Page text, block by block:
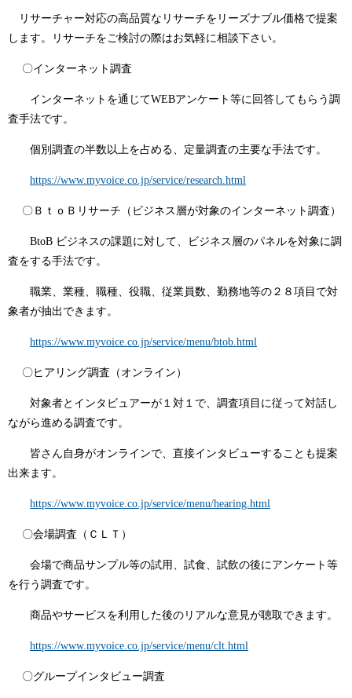
リサーチャー対応の高品質なリサーチをリーズナブル価格で提案
します。リサーチをご検討の際はお気軽に相談下さい。
〇インターネット調査
インターネットを通じてWEBアンケート等に回答してもらう調
査手法です。
個別調査の半数以上を占める、定量調査の主要な手法です。
https://www.myvoice.co.jp/service/research.html
〇ＢｔｏＢリサーチ（ビジネス層が対象のインターネット調査）
BtoB ビジネスの課題に対して、ビジネス層のパネルを対象に調
査をする手法です。
職業、業種、職種、役職、従業員数、勤務地等の２８項目で対
象者が抽出できます。
https://www.myvoice.co.jp/service/menu/btob.html
〇ヒアリング調査（オンライン）
対象者とインタビュアーが１対１で、調査項目に従って対話し
ながら進める調査です。
皆さん自身がオンラインで、直接インタビューすることも提案
出来ます。
https://www.myvoice.co.jp/service/menu/hearing.html
〇会場調査（ＣＬＴ）
会場で商品サンプル等の試用、試食、試飲の後にアンケート等
を行う調査です。
商品やサービスを利用した後のリアルな意見が聴取できます。
https://www.myvoice.co.jp/service/menu/clt.html
〇グループインタビュー調査